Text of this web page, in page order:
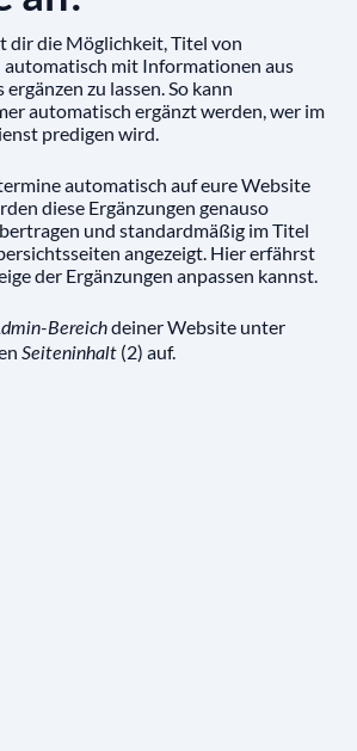
dir die Möglichkeit, Titel von
mit Informationen aus
zu lassen. So kann
automatisch ergänzt werden, wer im
predigen wird.
automatisch auf eure Website
diese Ergänzungen genauso
und standardmäßig im Titel
angezeigt. Hier erfährst
der Ergänzungen anpassen kannst.
Bereichdeiner Website unter
Seiteninhalt (2) auf.